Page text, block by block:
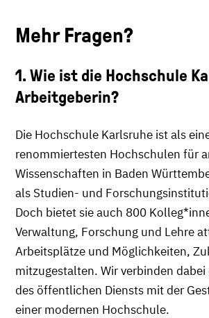
Mehr Fragen?
1. Wie ist die Hochschule
Arbeitgeberin?
Die Hochschule Karlsruhe ist als
renommiertesten Hochschulen für
Wissenschaften in Baden
als Studien- und
Doch bietet sie auch 800
Verwaltung, Forschung und Lehre
Arbeitsplätze und Möglichkeiten,
mitzugestalten. Wir verbinden
des öffentlichen Diensts mit der
einer modernen Hochschule.